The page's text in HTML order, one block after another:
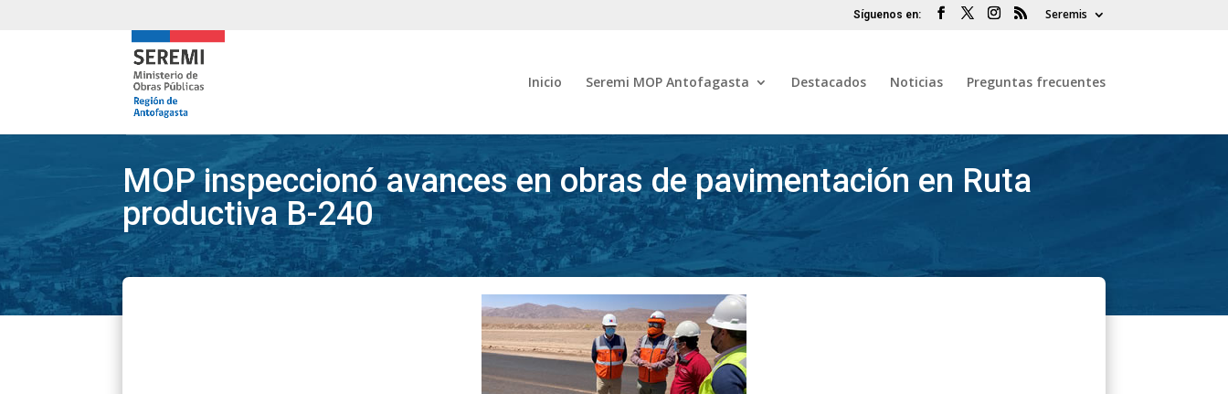
Seremis
Inicio Seremi MOP Antofagasta Destacados Noticias Preguntas frecuentes
MOP inspeccionó avances en obras de pavimentación en Ruta
productiva B-240